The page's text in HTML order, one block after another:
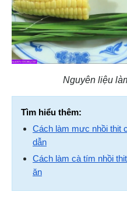
Nguyên liệu
Tìm hiểu thêm:
Cách làm mực nhồi thịt
dẫn
Cách làm cà tím nhồi
ăn